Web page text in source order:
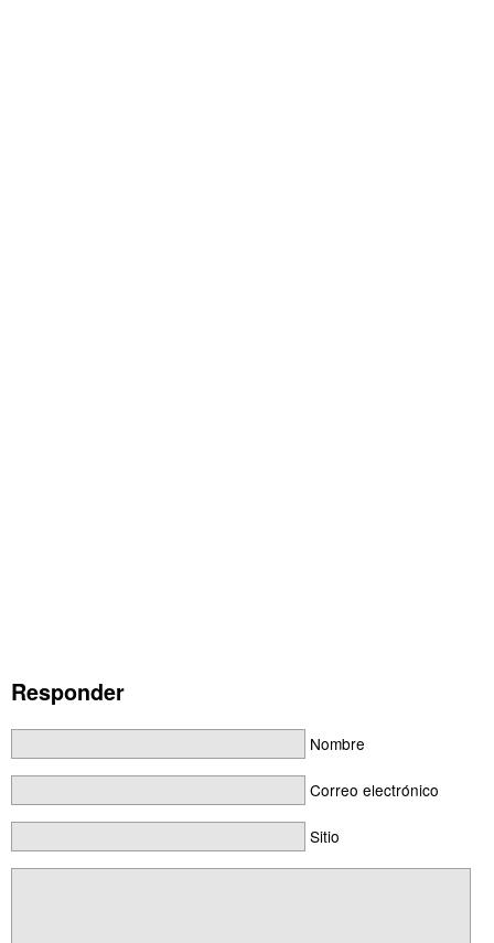
Responder
Nombre
Correo electrónico
Sitio